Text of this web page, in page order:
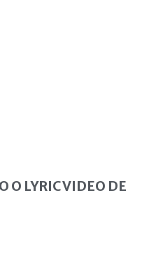
LYRIC VIDEO DE